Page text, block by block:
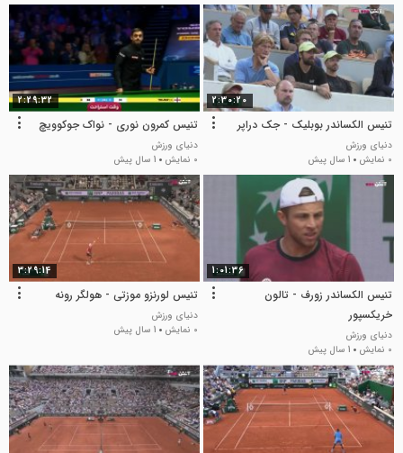
2:30:20
تنیس الکساندر بوبلیک - جک دراپر
دنیای ورزش
0 نمایش
1 سال پیش
2:29:32
تنیس کمرون نوری - نواک جوکوویچ
دنیای ورزش
0 نمایش
1 سال پیش
1:01:36
تنیس الکساندر زورف - تالون
خریکسپور
دنیای ورزش
0 نمایش
1 سال پیش
3:29:14
تنیس لورنزو موزتی - هولگر رونه
دنیای ورزش
0 نمایش
1 سال پیش